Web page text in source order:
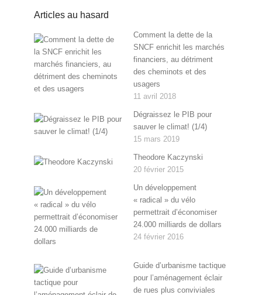
Articles au hasard
Comment la dette de la
SNCF enrichit les marchés
financiers, au détriment
des cheminots et des
usagers
11 avril 2018
Dégraissez le PIB pour
sauver le climat! (1/4)
15 mars 2019
Theodore Kaczynski
20 février 2015
Un développement
« radical » du vélo
permettrait d’économiser
24.000 milliards de dollars
24 février 2016
Guide d’urbanisme tactique
pour l’aménagement éclair
de rues plus conviviales